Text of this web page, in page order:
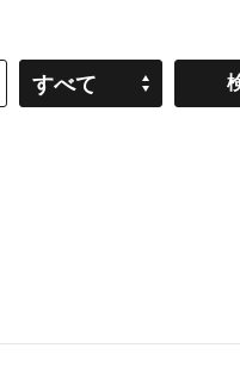
すべて